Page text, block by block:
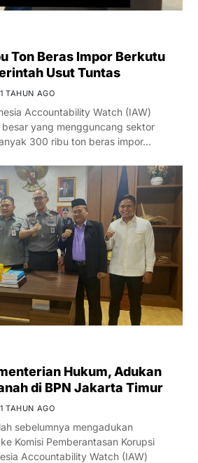
Ton Beras Impor Berkutu
Usut Tuntas
1 TAHUN AGO
Accountability Watch (IAW)
yang mengguncang sektor
300 ribu ton beras impor…
Hukum, Adukan
di BPN Jakarta Timur
1 TAHUN AGO
sebelumnya mengadukan
Komisi Pemberantasan Korupsi
Accountability Watch (IAW)